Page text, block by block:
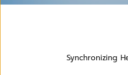
Synchronizing